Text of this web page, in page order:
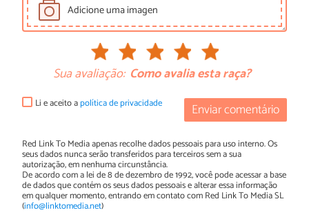
Adicione uma imagen
Sua avaliação: Como avalia esta raça?
Enviar comentário
Li e aceito apolítica de privacidade
Red Link To Media apenas recolhe dados pessoais para uso interno. Os
seus dados nunca serão transferidos para terceiros sem a sua
autorização, em nenhuma circunstância.
De acordo com a lei de 8 de dezembro de 1992, você pode acessar a base
de dados que contém os seus dados pessoais e alterar essa informação
em qualquer momento, entrando em contato com Red Link To Media SL
(info@linktomedia.net)